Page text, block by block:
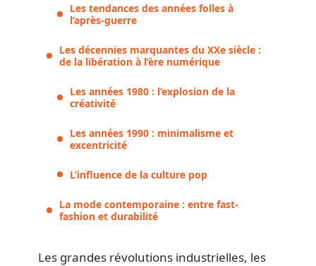
Les tendances des années folles à
l’après-guerre
Les décennies marquantes du XXe siècle :
de la libération à l’ère numérique
Les années 1980 : l’explosion de la
créativité
Les années 1990 : minimalisme et
excentricité
L’influence de la culture pop
La mode contemporaine : entre fast-
fashion et durabilité
Les grandes révolutions industrielles, les